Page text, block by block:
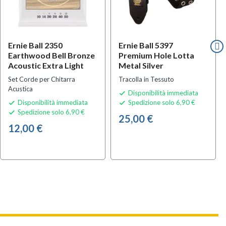
Ernie Ball 2350
Earthwood Bell Bronze
Acoustic Extra Light
Set Corde per Chitarra
Acustica
 Disponibilità immediata
 Spedizione solo 6,90 €
12,00 €
Ernie Ball 5397
Premium Hole Lotta
Metal Silver
Tracolla in Tessuto
 Disponibilità immediata
 Spedizione solo 6,90 €
25,00 €